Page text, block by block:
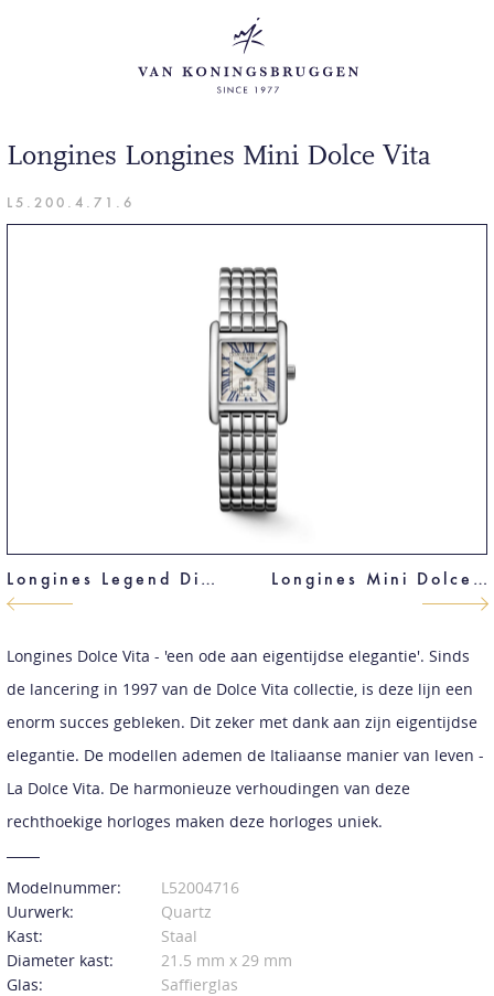
Longines Longines Mini Dolce Vita
L5.200.4.71.6
Longines Legend Diver Longines Mini Dolce Vita
Longines Dolce Vita - 'een ode aan eigentijdse elegantie'. Sinds
de lancering in 1997 van de Dolce Vita collectie, is deze lijn een
enorm succes gebleken. Dit zeker met dank aan zijn eigentijdse
elegantie. De modellen ademen de Italiaanse manier van leven -
La Dolce Vita. De harmonieuze verhoudingen van deze
rechthoekige horloges maken deze horloges uniek.
Modelnummer:
L52004716
Uurwerk:
Quartz
Kast:
Staal
Diameter kast:
21.5 mm x 29 mm
Glas:
Saffierglas